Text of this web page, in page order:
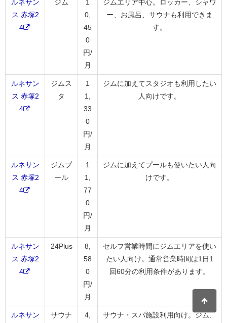
ルネサン
ス 赤塚2
4
ジム
1
0,
45
0
円/
月
ジムエリア中心。ロッカー、シャワ
ー、お風呂、サウナも利用できま
す。
ルネサン
ス 赤塚2
4
ジムス
タ
1
1,
33
0
円/
月
ジムに加えてスタジオも利用したい
人向けです。
ルネサン
ス 赤塚2
4
ジムプ
ール
1
1,
77
0
円/
月
ジムに加えてプールも使いたい人向
けです。
ルネサン
ス 赤塚2
4
24Plus
8,
58
0
円/
月
セルフ営業時間にジムエリアを使い
たい人向け。通常営業時間は1日1
回60分の利用条件があります。
ルネサン サウナ 4, サウナ・スパ施設利用向け。ジム、